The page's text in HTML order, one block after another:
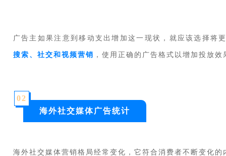
广告主如果注意到移动支出增加这一现状，就应该选择将
搜索、社交和视频营销 ，使用正确的广告格式以增加投放效
02
海外社交媒体广告统计
海外社交媒体营销格局经常变化，它符合消费者不断变化的